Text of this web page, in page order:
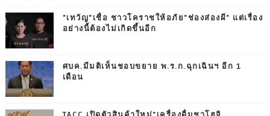
"เทวัญ"เชื่อ ชาวโคราชให้อภัย"ช่องส่องผี" แต่เรื่อง
อย่างนี้ต้องไม่เกิดขึ้นอีก
ศบค.มีมติเห็นชอบขยาย พ.ร.ก.ฉุกเฉินฯ อีก 1
เดือน